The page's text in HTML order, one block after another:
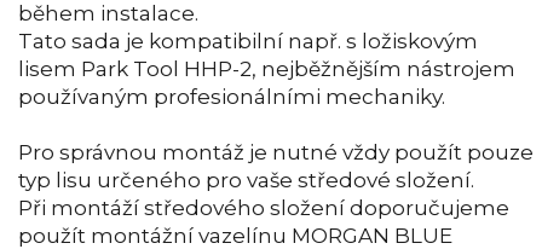
během instalace.
Tato sada je kompatibilní např. s ložiskovým
lisem Park Tool HHP-2, nejběžnějším nástrojem
používaným profesionálními mechaniky.
Pro správnou montáž je nutné vždy použít pouze
typ lisu určeného pro vaše středové složení.
Při montáží středového složení doporučujeme
použít montážní vazelínu MORGAN BLUE